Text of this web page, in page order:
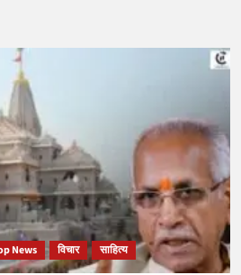
News विचार साहित्य